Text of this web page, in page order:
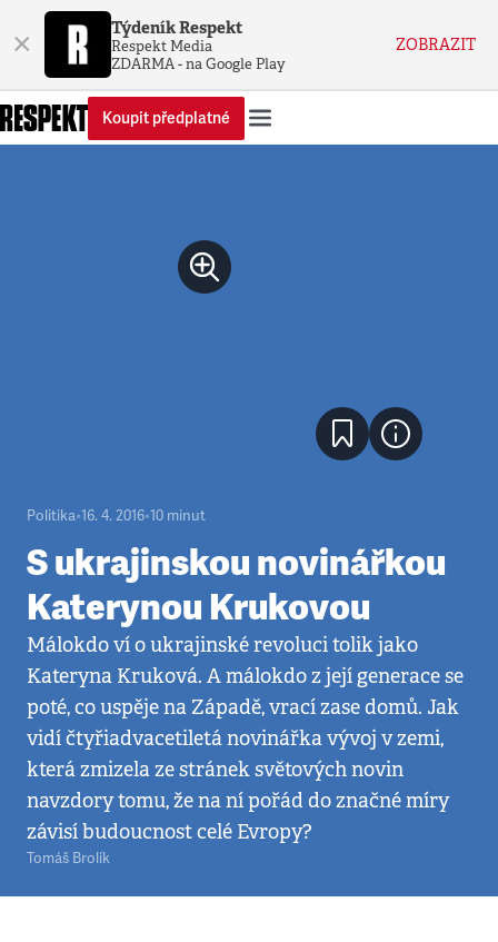
× Týdeník Respekt
Respekt Media
ZDARMA - na Google Play
ZOBRAZIT
Koupit předplatné
Politika•16. 4. 2016•10 minut
S ukrajinskou novinářkou
Katerynou Krukovou
Málokdo ví o ukrajinské revoluci tolik jako
Kateryna Kruková. A málokdo z její generace se
poté, co uspěje na Západě, vrací zase domů. Jak
vidí čtyřiadvacetiletá novinářka vývoj v zemi,
která zmizela ze stránek světových novin
navzdory tomu, že na ní pořád do značné míry
závisí budoucnost celé Evropy?
Tomáš Brolík